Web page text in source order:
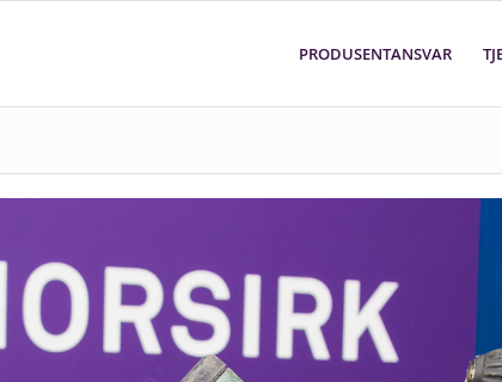
PRODUSENTANSVAR